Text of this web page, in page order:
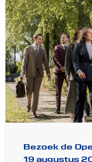
Bezoek de
19 augustus